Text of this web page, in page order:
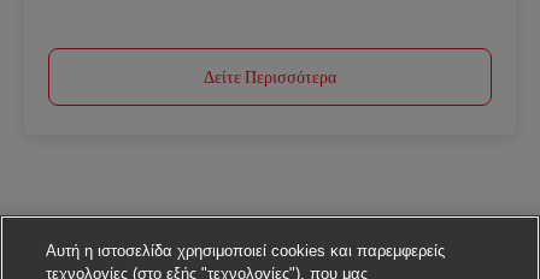
Δείτε Περισσότερα
Αυτή η ιστοσελίδα χρησιμοποιεί cookies και παρεμφερείς
τεχνολογίες (στο εξής "τεχνολογίες"), που μας